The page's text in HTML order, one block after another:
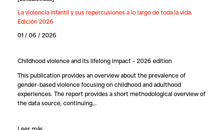
La violencia infantil y sus repercusiones a lo largo de toda la vida.
Edición 2026
01 / 06 / 2026
Childhood violence and its lifelong impact – 2026 edition
This publication provides an overview about the prevalence of
gender-based violence focusing on childhood and adulthood
experiences. The report provides a short methodological overview of
the data source, continuing…